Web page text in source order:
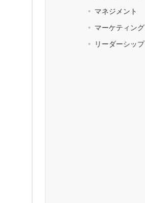
マネジメント
マーケティング
リーダーシップ